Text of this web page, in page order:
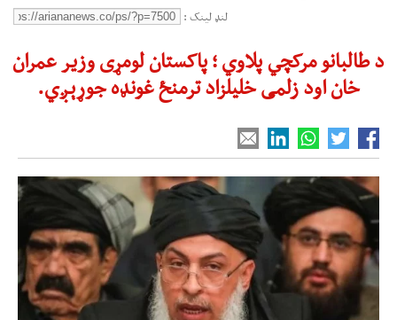
لنډ لینک :
د طالبانو مرکچي پلاوي ؛ پاکستان لومړی وزیر عمران
خان اود زلمی خلیلزاد ترمنځ غونډه جوړېږي.